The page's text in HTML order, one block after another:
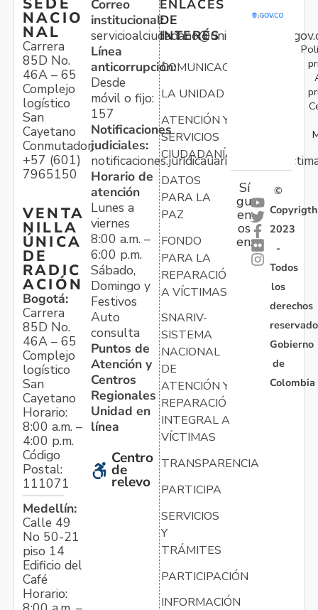
NACIO
NAL
Carrera
85D No.
46A – 65
Complejo
logístico
San
Cayetano
Conmutador:
+57 (601)
7965150
VENTA
NILLA
ÚNICA
DE
RADIC
ACIÓN
Bogotá:
Carrera
85D No.
46A – 65
Complejo
logístico
San
Cayetano
Horario:
8:00 a.m. –
4:00 p.m.
Código
Postal:
111071
Medellín:
Calle 49
No 50-21
piso 14
Edificio del
Café
Horario:
Correo
institucional:
Línea
anticorrupción:
Desde
móvil o fijo:
157
Notificaciones
judiciales:
Horario de
atención
Lunes a
viernes
8:00 a.m. –
6:00 p.m.
Sábado,
Domingo y
Festivos
Auto
consulta
Puntos de
Atención y
Centros
Regionales
Unidad en
línea
Centro
de
relevo
ENLACES
DE
INTERÉS
COMUNICACIONES
LA UNIDAD
ATENCIÓN Y
SERVICIOS
CIUDADANÍA
DATOS
PARA LA
PAZ
FONDO
PARA LA
REPARACIÓN
A VÍCTIMAS
SNARIV-
SISTEMA
NACIONAL
DE
ATENCIÓN Y
REPARACIÓN
INTEGRAL A
VÍCTIMAS
TRANSPARENCIA
PARTICIPA
SERVICIOS
Y
TRÁMITES
PARTICIPACIÓN
INFORMACIÓN
Sí
gu
en
os
en:
©
Copyrigth
2023
-
Todos
los
derechos
Gobierno
de
Colombia